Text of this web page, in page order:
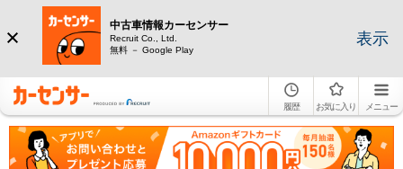
中古車情報カーセンサー
Recruit Co., Ltd.
無料 － Google Play
表示
履歴 お気に入り メニュー